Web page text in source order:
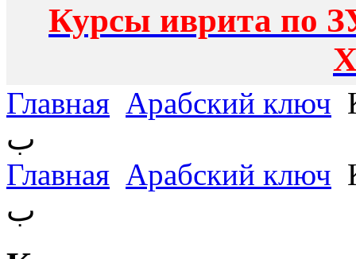
Курсы иврита по
Главная Арабский ключ
ب
Главная Арабский ключ
ب